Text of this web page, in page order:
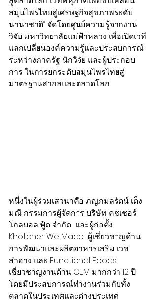
สมุนไพรไทยสู่เศรษฐกิจสุขภาพระดับ
นานาชาติ” จัดโดยศูนย์ความรู้จากงาน
วิจัย มหาวิทยาลัยแม่ฟ้าหลวง เพื่อเปิดเวที
แลกเปลี่ยนองค์ความรู้และประสบการณ์
ระหว่างภาครัฐ นักวิจัย และผู้ประกอบ
การ ในการยกระดับสมุนไพรไทยสู่
มาตรฐานสากลและตลาดโลก
หนึ่งในผู้ร่วมเสวนาคือ ภญ.กมลรัตน์ เต็ง
มณี กรรมการผู้จัดการ บริษัท คชเชอร์
โกลบอล ฟู้ด จำกัด  และผู้ก่อตั้ง
Khotcher We Made  ผู้เชี่ยวชาญด้าน
การพัฒนาและผลิตอาหารเสริม เวช
สำอาง และ Functional Foods
เชี่ยวชาญงานด้าน OEM มากกว่า 12 ปี
โดยมีประสบการณ์ทำงานร่วมกับทั้ง
ตลาดในประเทศและต่างประเทศ